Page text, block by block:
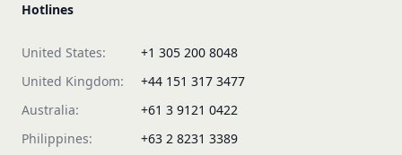
Hotlines
United States:
+1 305 200 8048
United Kingdom:
+44 151 317 3477
Australia:
+61 3 9121 0422
Philippines:
+63 2 8231 3389